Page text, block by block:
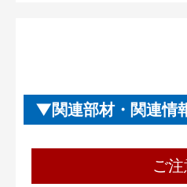
関連部材・関連情
ご